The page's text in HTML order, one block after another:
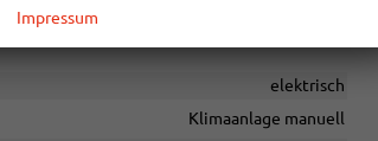
elektrisch
Klimaanlage manuell
Impressum